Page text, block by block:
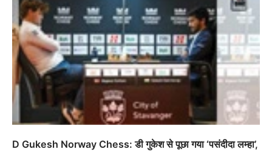
D Gukesh Norway Chess: डी गुकेश से पूछा गया ‘पसंदीदा लम्हा’,